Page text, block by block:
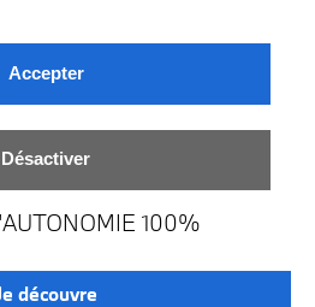
Accepter
DésactiverBMW I3 EN
100%
découvre